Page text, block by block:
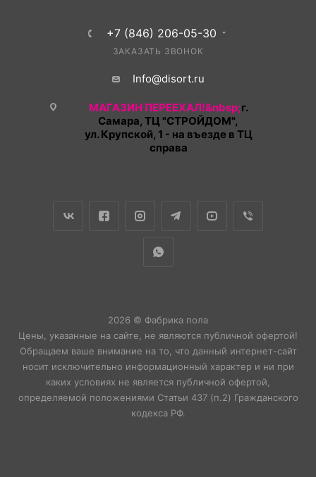
+7 (846) 206-05-30
ЗАКАЗАТЬ ЗВОНОК
Info@disort.ru
МАГАЗИН ПЕРЕЕХАЛ!&nbsp;г.
Самара, ТЦ "СТРОЙДОМ",
ул. Крупской, 1 - на въезде в ТЦ
справа
2026 © Фабрика пола
Цены, указанные на сайте, не являются публичной офертой!
Обращаем ваше внимание на то, что данный интернет-сайт
носит исключительно информационный характер и ни при
каких условиях не является публичной офертой,
определяемой положениями Статьи 437 (п.2) Гражданского
кодекса РФ.